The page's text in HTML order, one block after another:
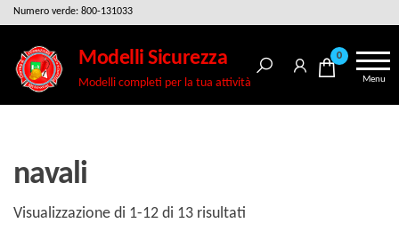
Salta
vai
contenuto
Numero verde: 800-131033
Modelli Sicurezza
Modelli completi per la tua attività
0
Menu
navali
Visualizzazione di 1-12 di 13 risultati